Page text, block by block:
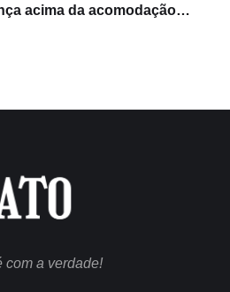
acima da acomodação
com a verdade!